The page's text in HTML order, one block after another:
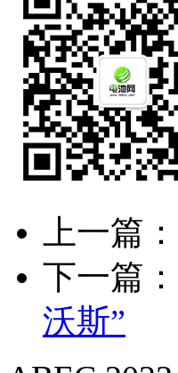
上一篇：
下一篇：
沃斯”